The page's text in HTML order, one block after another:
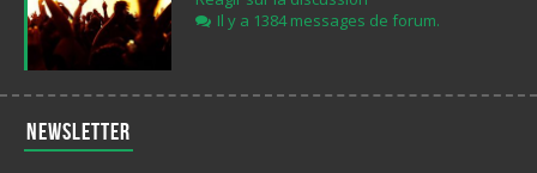
Il y a 1384 messages de forum.
Newsletter